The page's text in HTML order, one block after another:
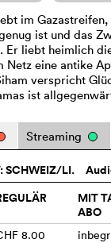
im
ist und das
Er liebt heimlich
Netz eine antike
verspricht
ist
Streaming
SCHWEIZ/LI.
MIT
ABO
8.00